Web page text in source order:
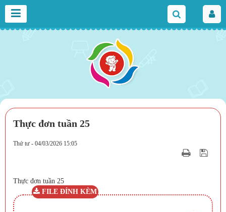
Thực đơn tuần 25
Thứ tư - 04/03/2026 15:05
Thực đơn tuần 25
FILE ĐÍNH KÈM